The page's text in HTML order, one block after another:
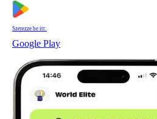
Szerezze be itt:
Google Play